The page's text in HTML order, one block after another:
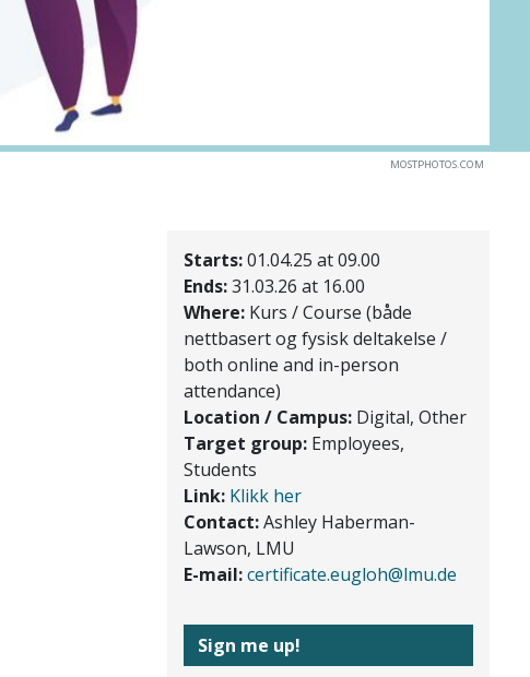
MOSTPHOTOS.COM
Starts:01.04.25 at 09.00
Ends:31.03.26 at 16.00
Where:Kurs / Course (både
nettbasert og fysisk deltakelse /
both online and in-person
attendance)
Location / Campus:Digital, Other
Target group:Employees,
Students
Link: Klikk her
Contact:Ashley Haberman-
Lawson, LMU
E-mail:certificate.eugloh@lmu.de
Sign me up!